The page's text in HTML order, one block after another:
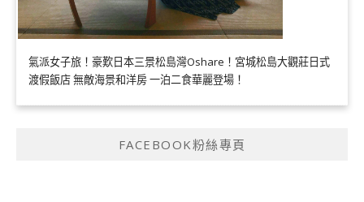
氣派女子旅！豪歎日本三景松島灣Oshare！宮城松島大觀莊日式
渡假飯店 無敵海景和洋房 一泊二食華麗登場！
FACEBOOK粉絲專頁